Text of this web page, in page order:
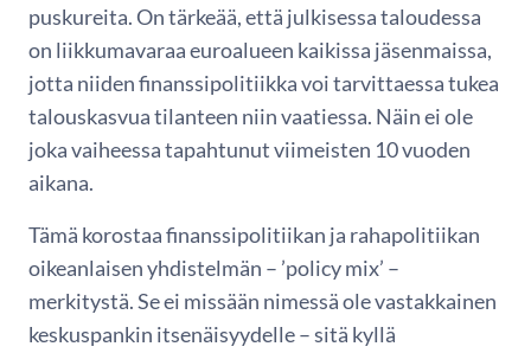
puskureita. On tärkeää, että julkisessa taloudessa
on liikkumavaraa euroalueen kaikissa jäsenmaissa,
jotta niiden finanssipolitiikka voi tarvittaessa tukea
talouskasvua tilanteen niin vaatiessa. Näin ei ole
joka vaiheessa tapahtunut viimeisten 10 vuoden
aikana.
Tämä korostaa finanssipolitiikan ja rahapolitiikan
oikeanlaisen yhdistelmän – ’policy mix’ –
merkitystä. Se ei missään nimessä ole vastakkainen
keskuspankin itsenäisyydelle – sitä kyllä